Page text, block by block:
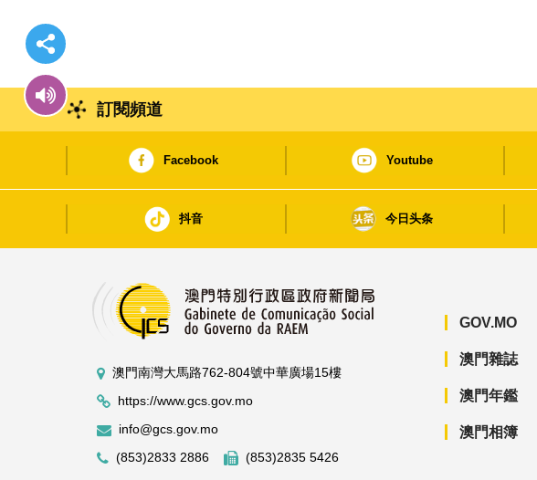
訂閱頻道
Facebook Youtube
抖音 今日头条
澳門南灣大馬路762-804號中華廣場15樓
https://www.gcs.gov.mo
info@gcs.gov.mo
(853)2833 2886
(853)2835 5426
GOV.MO
澳門雜誌
澳門年鑑
澳門相簿